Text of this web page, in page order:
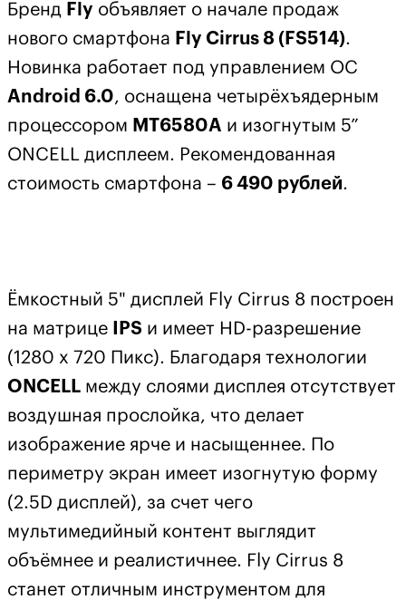
Бренд Fly объявляет о начале продаж
нового смартфона Fly Cirrus 8 (FS514).
Новинка работает под управлением ОС
Android 6.0, оснащена четырёхъядерным
процессором MT6580A и изогнутым 5”
ONCELL дисплеем. Рекомендованная
стоимость смартфона – 6 490 рублей.
Ёмкостный 5" дисплей Fly Cirrus 8 построен
на матрице
IPS и имеет HD-разрешение
(1280 x 720 Пикс). Благодаря технологии
ONCELL между слоями дисплея отсутствует
воздушная прослойка, что делает
изображение ярче и насыщеннее. По
периметру экран имеет изогнутую форму
(2.5D дисплей), за счет чего
мультимедийный контент выглядит
объёмнее и реалистичнее. Fly Cirrus 8
станет отличным инструментом для